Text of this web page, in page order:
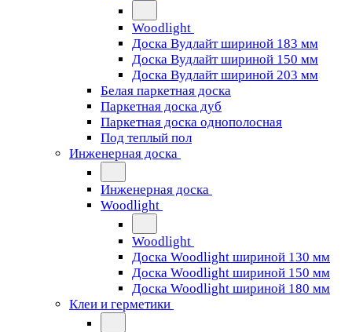
Woodlight
Доска Вудлайт шириной 183 мм
Доска Вудлайт шириной 150 мм
Доска Вудлайт шириной 203 мм
Белая паркетная доска
Паркетная доска дуб
Паркетная доска однополосная
Под теплый пол
Инженерная доска
Инженерная доска
Woodlight
Woodlight
Доска Woodlight шириной 130 мм
Доска Woodlight шириной 150 мм
Доска Woodlight шириной 180 мм
Клеи и герметики